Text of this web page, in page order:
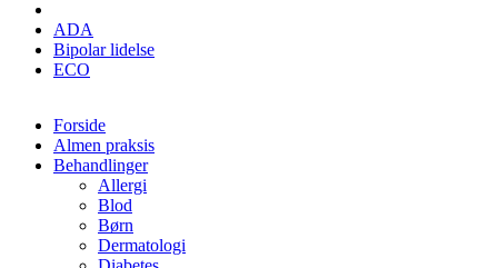
ADA
Bipolar lidelse
ECO
Forside
Almen praksis
Behandlinger
Allergi
Blod
Børn
Dermatologi